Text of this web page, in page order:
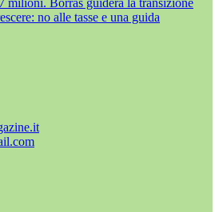
milioni. Borras guiderà la transizione
no alle tasse e una guida